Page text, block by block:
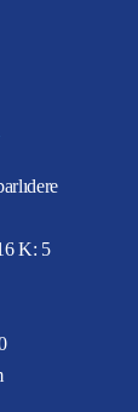
K: 5